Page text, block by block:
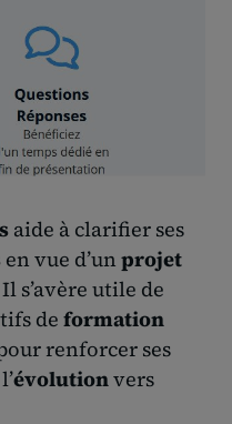
aide à clarifier ses
en vue d’un projet
s’avère utile de
de formation
renforcer ses
évolutionvers